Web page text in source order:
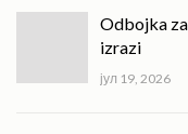
Odbojka
izrazi
јул 19, 2026